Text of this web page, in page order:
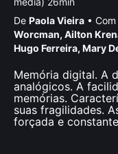
De Paola Vieira • Com
Worcman, Ailton
Hugo Ferreira, Mary
Memória digital. A
analógicos. A
memórias.
suas fragilidades.
forçada e